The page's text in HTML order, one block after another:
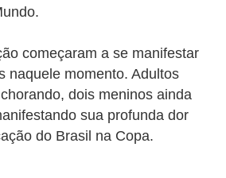
começaram a se manifestar
naquele momento. Adultos
dois meninos ainda
sua profunda dor
do Brasil na Copa.